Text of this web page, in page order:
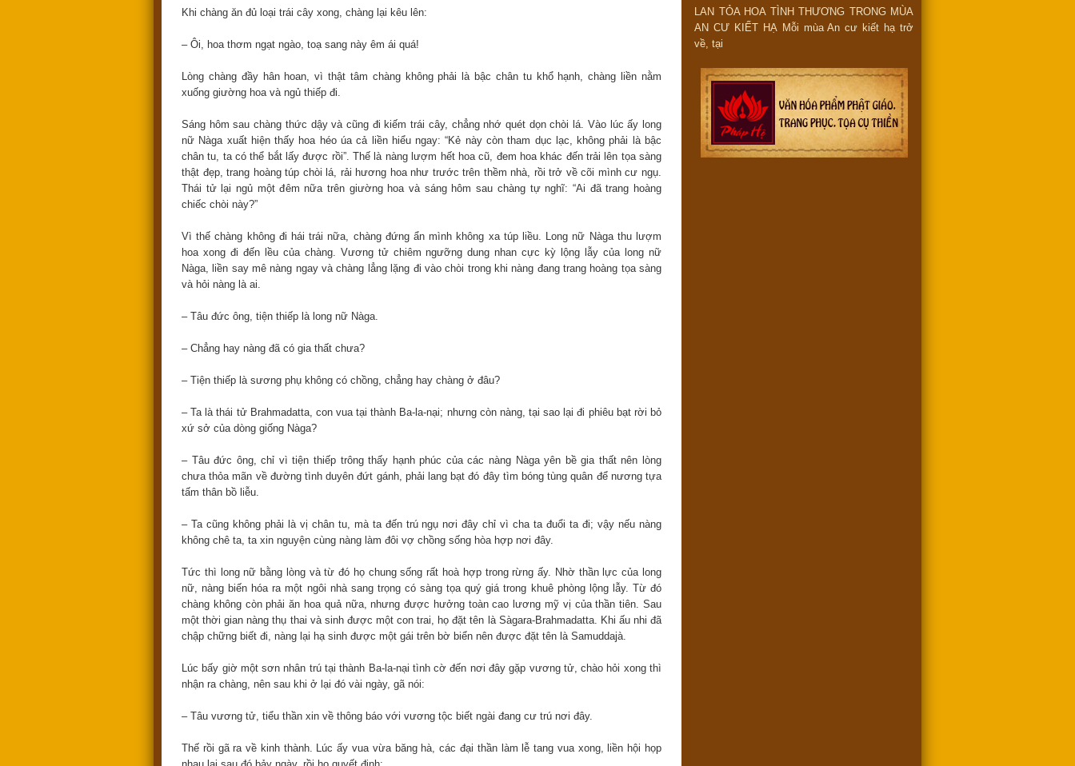
Khi chàng ăn đủ loại trái cây xong, chàng lại kêu lên:
– Ôi, hoa thơm ngạt ngào, toạ sang này êm ái quá!
Lòng chàng đầy hân hoan, vì thật tâm chàng không phải là bậc chân tu khổ hạnh, chàng liền nằm
xuống giường hoa và ngủ thiếp đi.
Sáng hôm sau chàng thức dậy và cũng đi kiếm trái cây, chẳng nhớ quét dọn chòi lá. Vào lúc ấy long
nữ Nàga xuất hiện thấy hoa héo úa cả liền hiểu ngay: “Kẻ này còn tham dục lạc, không phải là bậc
chân tu, ta có thể bắt lấy được rồi”. Thế là nàng lượm hết hoa cũ, đem hoa khác đến trải lên tọa sàng
thật đẹp, trang hoàng túp chòi lá, rải hương hoa như trước trên thềm nhà, rồi trở về cõi mình cư ngụ.
Thái tử lại ngủ một đêm nữa trên giường hoa và sáng hôm sau chàng tự nghĩ: “Ai đã trang hoàng
chiếc chòi này?”
Vì thế chàng không đi hái trái nữa, chàng đứng ẩn mình không xa túp liều. Long nữ Nàga thu lượm
hoa xong đi đến lều của chàng. Vương tử chiêm ngưỡng dung nhan cực kỳ lộng lẫy của long nữ
Nàga, liền say mê nàng ngay và chàng lẳng lặng đi vào chòi trong khi nàng đang trang hoàng tọa sàng
và hỏi nàng là ai.
– Tâu đức ông, tiện thiếp là long nữ Nàga.
– Chẳng hay nàng đã có gia thất chưa?
– Tiện thiếp là sương phụ không có chồng, chẳng hay chàng ở đâu?
– Ta là thái tử Brahmadatta, con vua tại thành Ba-la-nại; nhưng còn nàng, tại sao lại đi phiêu bạt rời bỏ
xứ sở của dòng giống Nàga?
– Tâu đức ông, chỉ vì tiện thiếp trông thấy hạnh phúc của các nàng Nàga yên bề gia thất nên lòng
chưa thỏa mãn về đường tình duyên đứt gánh, phải lang bạt đó đây tìm bóng tùng quân để nương tựa
tấm thân bồ liễu.
– Ta cũng không phải là vị chân tu, mà ta đến trú ngụ nơi đây chỉ vì cha ta đuổi ta đi; vậy nếu nàng
không chê ta, ta xin nguyện cùng nàng làm đôi vợ chồng sống hòa hợp nơi đây.
Tức thì long nữ bằng lòng và từ đó họ chung sống rất hoà hợp trong rừng ấy. Nhờ thần lực của long
nữ, nàng biến hóa ra một ngôi nhà sang trọng có sàng tọa quý giá trong khuê phòng lộng lẫy. Từ đó
chàng không còn phải ăn hoa quả nữa, nhưng được hưởng toàn cao lương mỹ vị của thần tiên. Sau
một thời gian nàng thụ thai và sinh được một con trai, họ đặt tên là Sàgara-Brahmadatta. Khi ấu nhi đã
chập chững biết đi, nàng lại hạ sinh được một gái trên bờ biển nên được đặt tên là Samuddajà.
Lúc bấy giờ một sơn nhân trú tại thành Ba-la-nại tình cờ đến nơi đây gặp vương tử, chào hỏi xong thì
nhận ra chàng, nên sau khi ở lại đó vài ngày, gã nói:
– Tâu vương tử, tiểu thần xin về thông báo với vương tộc biết ngài đang cư trú nơi đây.
Thế rồi gã ra về kinh thành. Lúc ấy vua vừa băng hà, các đại thần làm lễ tang vua xong, liền hội họp
LAN TỎA HOA TÌNH THƯƠNG TRONG MÙA
AN CƯ KIẾT HẠ Mỗi mùa An cư kiết hạ trở
về, tại